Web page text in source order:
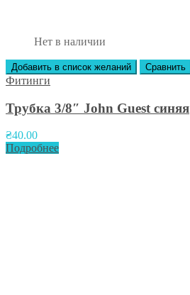
Нет в наличии
Добавить в список желаний Сравнить
Фитинги
Трубка 3/8″ John Guest синяя
₴40.00
Подробнее